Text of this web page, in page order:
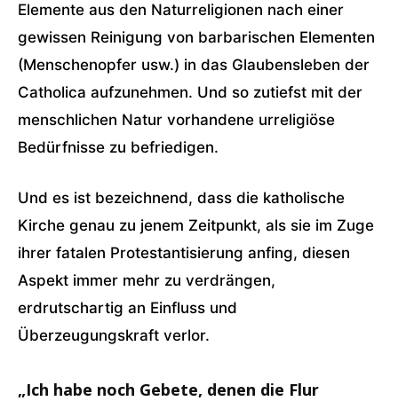
Elemente aus den Naturreligionen nach einer
gewissen Reinigung von barbarischen Elementen
(Menschenopfer usw.) in das Glaubensleben der
Catholica aufzunehmen. Und so zutiefst mit der
menschlichen Natur vorhandene urreligiöse
Bedürfnisse zu befriedigen.
Und es ist bezeichnend, dass die katholische
Kirche genau zu jenem Zeitpunkt, als sie im Zuge
ihrer fatalen Protestantisierung anfing, diesen
Aspekt immer mehr zu verdrängen,
erdrutschartig an Einfluss und
Überzeugungskraft verlor.
„Ich habe noch Gebete, denen die Flur